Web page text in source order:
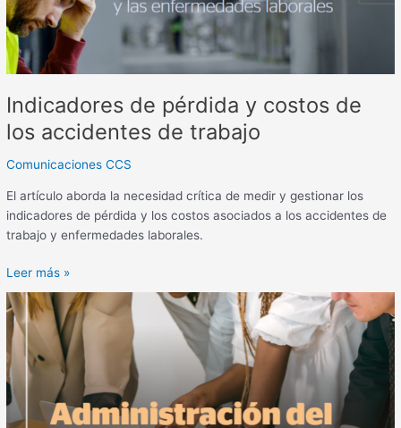
Indicadores de pérdida y costos de
los accidentes de trabajo
Comunicaciones CCS
El artículo aborda la necesidad crítica de medir y gestionar los
indicadores de pérdida y los costos asociados a los accidentes de
trabajo y enfermedades laborales.
de
trabajo
Leer más »
Administración
del
riesgo
en
el
SG-
SSTA